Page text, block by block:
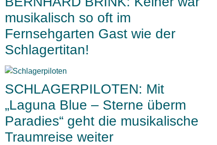
musikalisch so oft im
Fernsehgarten Gast wie der
Schlagertitan!
SCHLAGERPILOTEN: Mit
„Laguna Blue – Sterne überm
Paradies“ geht die musikalische
Traumreise weiter